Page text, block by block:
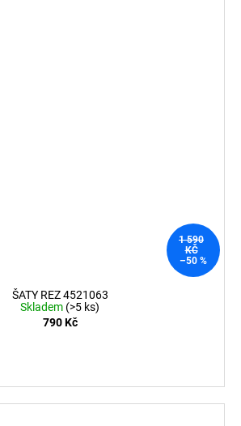
1 590
KČ
–50 %
ŠATY REZ 4521063
Skladem (>5 ks)
790 Kč